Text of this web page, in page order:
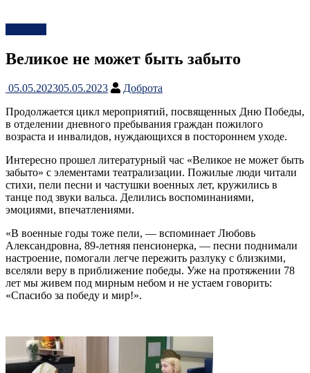
Великое не может быть забыто
05.05.202305.05.2023
Доброта
Продолжается цикл мероприятий, посвященных Дню Победы,
в отделении дневного пребывания граждан пожилого
возраста и инвалидов, нуждающихся в постороннем уходе.
Интересно прошел литературный час «Великое не может быть
забыто» с элементами театрализации. Пожилые люди читали
стихи, пели песни и частушки военных лет, кружились в
танце под звуки вальса. Делились воспоминаниями,
эмоциями, впечатлениями.
«В военные годы тоже пели, — вспоминает Любовь
Александровна, 89-летняя пенсионерка, — песни поднимали
настроение, помогали легче пережить разлуку с близкими,
вселяли веру в приближение победы. Уже на протяжении 78
лет мы живем под мирным небом и не устаем говорить:
«Спасибо за победу и мир!».